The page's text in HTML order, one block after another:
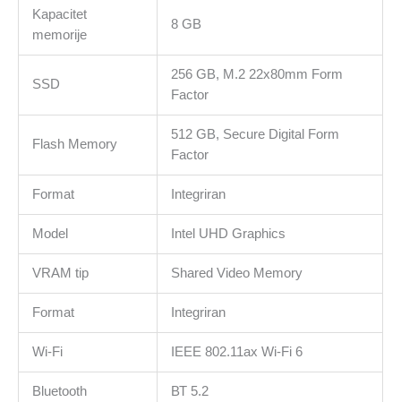
Kapacitet
memorije
8 GB
SSD
256 GB, M.2 22x80mm Form
Factor
Flash Memory
512 GB, Secure Digital Form
Factor
Format Integriran
Model Intel UHD Graphics
VRAM tip Shared Video Memory
Format Integriran
Wi-Fi IEEE 802.11ax Wi-Fi 6
Bluetooth ВТ 5.2